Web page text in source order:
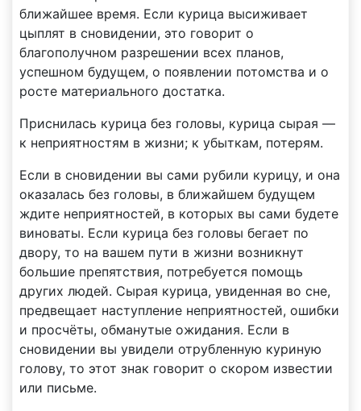
ближайшее время. Если курица высиживает
цыплят в сновидении, это говорит о
благополучном разрешении всех планов,
успешном будущем, о появлении потомства и о
росте материального достатка.
Приснилась курица без головы, курица сырая —
к неприятностям в жизни; к убыткам, потерям.
Если в сновидении вы сами рубили курицу, и она
оказалась без головы, в ближайшем будущем
ждите неприятностей, в которых вы сами будете
виноваты. Если курица без головы бегает по
двору, то на вашем пути в жизни возникнут
большие препятствия, потребуется помощь
других людей. Сырая курица, увиденная во сне,
предвещает наступление неприятностей, ошибки
и просчёты, обманутые ожидания. Если в
сновидении вы увидели отрубленную куриную
голову, то этот знак говорит о скором известии
или письме.